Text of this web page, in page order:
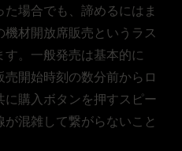
場合でも、諦めるにはま
材開放席販売というラス
す。一般発売は基本的に
売開始時刻の数分前からロ
に購入ボタンを押すスピー
が混雑して繋がらないこと